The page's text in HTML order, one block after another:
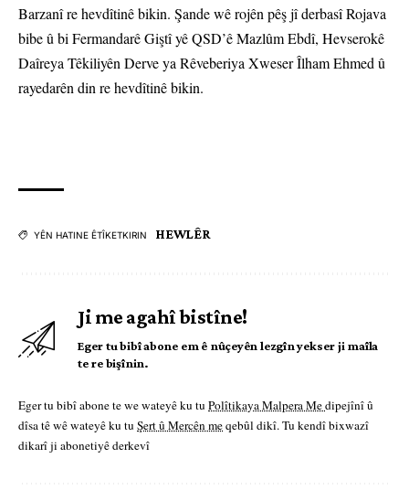
Barzanî re hevdîtinê bikin. Şande wê rojên pêş jî derbasî Rojava
bibe û bi Fermandarê Giştî yê QSD’ê Mazlûm Ebdî, Hevserokê
Daîreya Têkiliyên Derve ya Rêveberiya Xweser Îlham Ehmed û
rayedarên din re hevdîtinê bikin.
YÊN HATINE ÊTÎKETKIRIN HEWLÊR
Ji me agahî bistîne!
Eger tu bibî abone em ê nûçeyên lezgîn yekser ji maîla
te re bişînin.
Eger tu bibî abone te we wateyê ku tu Polîtikaya Malpera Medipejînî û
dîsa tê wê wateyê ku tu Şert û Mercên meqebûl dikî. Tu kendî bixwazî
dikarî ji abonetiyê derkevî